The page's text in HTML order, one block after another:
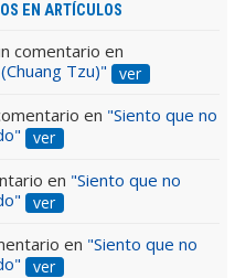
EN ARTÍCULOS
comentario en
Tzu)"
ver
en "Siento que no
ver
en "Siento que no
ver
en "Siento que no
ver